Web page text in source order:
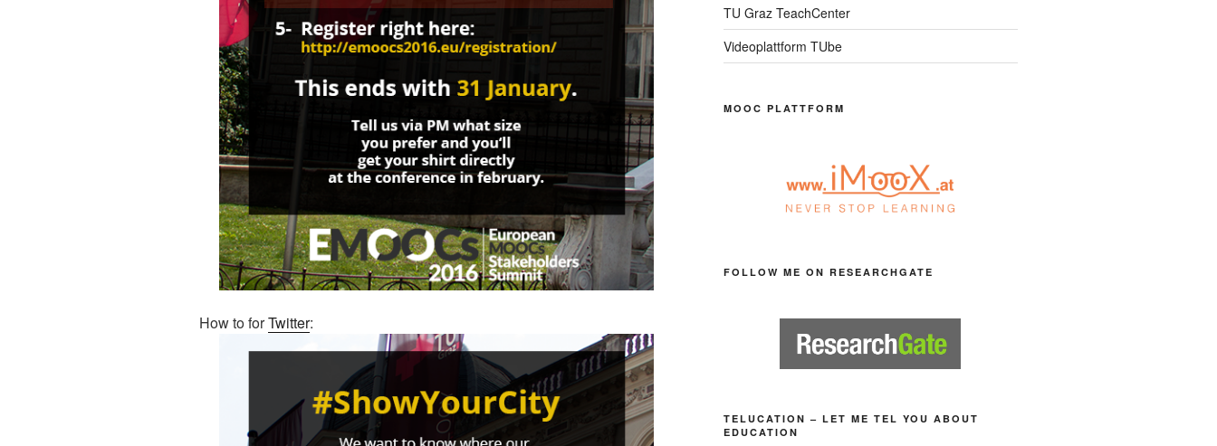
How to forTwitter:
TU Graz TeachCenter
Videoplattform TUbe
MOOC PLATTFORM
FOLLOW ME ON RESEARCHGATE
TELUCATION – LET ME TEL YOU ABOUT
EDUCATION